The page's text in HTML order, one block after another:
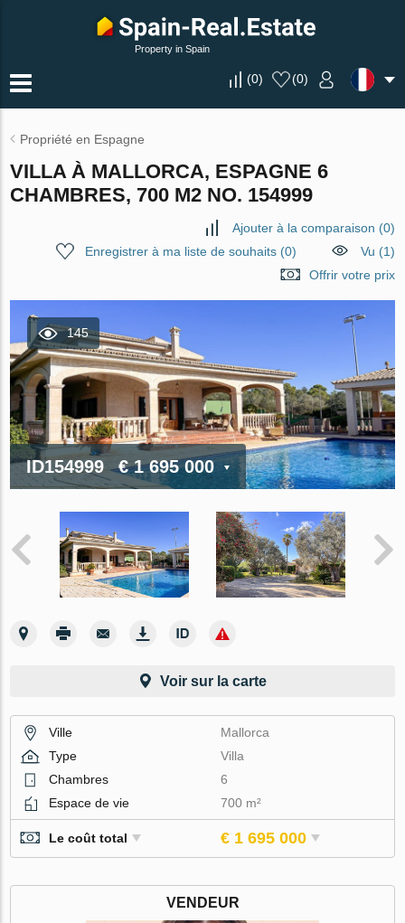
Property in Spain
(0) (0)
Propriété en Espagne
VILLA À MALLORCA, ESPAGNE 6
CHAMBRES, 700 M2 NO. 154999
Ajouter à la comparaison (0)
Enregistrer à ma liste de souhaits(0)
Vu (1)
Offrir votre prix
145
ID154999 € 1 695 000
Voir sur la carte
Ville
Mallorca
Type
Villa
Chambres
6
Espace de vie
700 m²
Le coût total € 1 695 000
VENDEUR